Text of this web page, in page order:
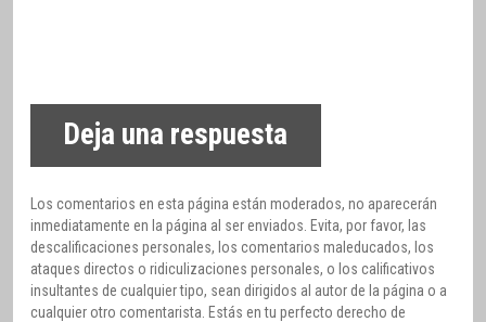
Deja una respuesta
Los comentarios en esta página están moderados, no aparecerán
inmediatamente en la página al ser enviados. Evita, por favor, las
descalificaciones personales, los comentarios maleducados, los
ataques directos o ridiculizaciones personales, o los calificativos
insultantes de cualquier tipo, sean dirigidos al autor de la página o a
cualquier otro comentarista. Estás en tu perfecto derecho de